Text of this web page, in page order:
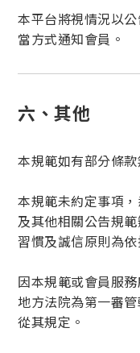
本平台將視情況以
當方式通知會員。
六、其他
本規範如有部分條
本規範未約定事項
及其他相關公告規
習慣及誠信原則為依
因本規範或會員服
地方法院為第一審
從其規定。